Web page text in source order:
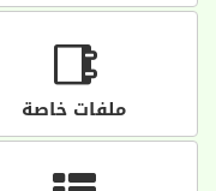
ملفات خاصة